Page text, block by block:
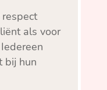
als voor
bij hun